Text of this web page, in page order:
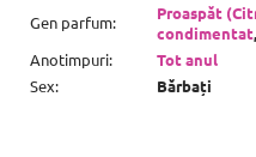
Gen parfum: Proaspăt
condimentat,
Anotimpuri:
Tot anul
Sex: Bărbați